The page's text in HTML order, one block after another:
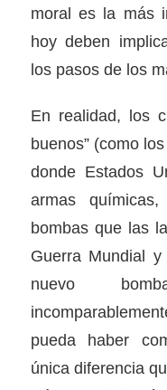
moral es la más
hoy deben
los pasos de los
En realidad, los
buenos” (como
donde Estados
armas
bombas que las
Guerra Mundial
nuevo
pueda haber
única diferencia